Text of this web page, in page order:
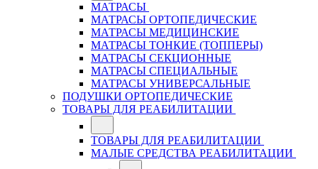
МАТРАСЫ
МАТРАСЫ ОРТОПЕДИЧЕСКИЕ
МАТРАСЫ МЕДИЦИНСКИЕ
МАТРАСЫ ТОНКИЕ (ТОППЕРЫ)
МАТРАСЫ СЕКЦИОННЫЕ
МАТРАСЫ СПЕЦИАЛЬНЫЕ
МАТРАСЫ УНИВЕРСАЛЬНЫЕ
ПОДУШКИ ОРТОПЕДИЧЕСКИЕ
ТОВАРЫ ДЛЯ РЕАБИЛИТАЦИИ
ТОВАРЫ ДЛЯ РЕАБИЛИТАЦИИ
МАЛЫЕ СРЕДСТВА РЕАБИЛИТАЦИИ